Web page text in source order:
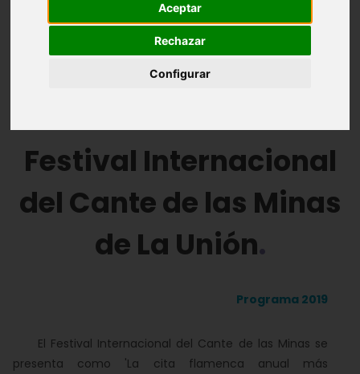
Aceptar
Rechazar
Configurar
Introducción El Flamenco y La Unión
Festival Internacional
del Cante de las Minas
de La Unión
Programa 2019
El Festival Internacional del Cante de las Minas se
presenta como 'La cita flamenca anual más